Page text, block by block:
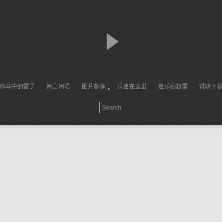
耳中的雷子 闲言闲语 图片影像 乐迷在这里 迷乐画赵雷 试听下